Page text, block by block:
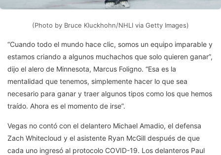
(Photo by Bruce Kluckhohn/NHLI via Getty Images)
“Cuando todo el mundo hace clic, somos un equipo imparable y
estamos criando a algunos muchachos que solo quieren ganar”,
dijo el alero de Minnesota, Marcus Foligno. “Esa es la
mentalidad que tenemos, simplemente hacer lo que sea
necesario para ganar y traer algunos tipos como los que hemos
traído. Ahora es el momento de irse”.
Vegas no contó con el delantero Michael Amadio, el defensa
Zach Whitecloud y el asistente Ryan McGill después de que
cada uno ingresó al protocolo COVID-19. Los delanteros Paul